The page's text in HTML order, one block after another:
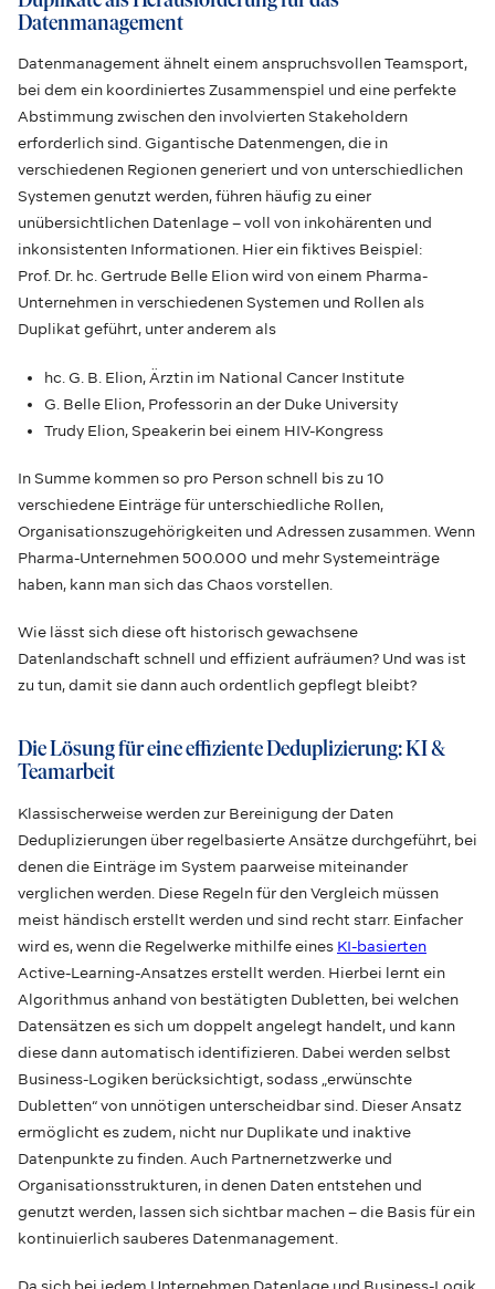
Datenmanagement
Datenmanagement ähnelt einem anspruchsvollen Teamsport,
bei dem ein koordiniertes Zusammenspiel und eine perfekte
Abstimmung zwischen den involvierten Stakeholdern
erforderlich sind. Gigantische Datenmengen, die in
verschiedenen Regionen generiert und von unterschiedlichen
Systemen genutzt werden, führen häufig zu einer
unübersichtlichen Datenlage – voll von inkohärenten und
inkonsistenten Informationen. Hier ein fiktives Beispiel:
Prof. Dr. hc. Gertrude Belle Elion wird von einem Pharma-
Unternehmen in verschiedenen Systemen und Rollen als
Duplikat geführt, unter anderem als
hc. G. B. Elion, Ärztin im National Cancer Institute
G. Belle Elion, Professorin an der Duke University
Trudy Elion, Speakerin bei einem HIV-Kongress
In Summe kommen so pro Person schnell bis zu 10
verschiedene Einträge für unterschiedliche Rollen,
Organisationszugehörigkeiten und Adressen zusammen. Wenn
Pharma-Unternehmen 500.000 und mehr Systemeinträge
haben, kann man sich das Chaos vorstellen.
Wie lässt sich diese oft historisch gewachsene
Datenlandschaft schnell und effizient aufräumen? Und was ist
zu tun, damit sie dann auch ordentlich gepflegt bleibt?
Die Lösung für eine effiziente Deduplizierung: KI &
Teamarbeit
Klassischerweise werden zur Bereinigung der Daten
Deduplizierungen über regelbasierte Ansätze durchgeführt, bei
denen die Einträge im System paarweise miteinander
verglichen werden. Diese Regeln für den Vergleich müssen
meist händisch erstellt werden und sind recht starr. Einfacher
wird es, wenn die Regelwerke mithilfe eines KI-basierten
Active-Learning-Ansatzes erstellt werden. Hierbei lernt ein
Algorithmus anhand von bestätigten Dubletten, bei welchen
Datensätzen es sich um doppelt angelegt handelt, und kann
diese dann automatisch identifizieren. Dabei werden selbst
Business-Logiken berücksichtigt, sodass „erwünschte
Dubletten“ von unnötigen unterscheidbar sind. Dieser Ansatz
ermöglicht es zudem, nicht nur Duplikate und inaktive
Datenpunkte zu finden. Auch Partnernetzwerke und
Organisationsstrukturen, in denen Daten entstehen und
genutzt werden, lassen sich sichtbar machen – die Basis für ein
kontinuierlich sauberes Datenmanagement.
Da sich bei jedem Unternehmen Datenlage und Business-Logik